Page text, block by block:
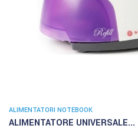
ALIMENTATORI NOTEBOOK
ALIMENTATORE UNIVERSALE...